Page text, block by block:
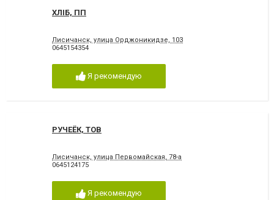
ХЛІБ, ПП
Лисичанск, улица Орджоникидзе, 103
0645154354
Я рекомендую
РУЧЕЁК, ТОВ
Лисичанск, улица Первомайская, 78-а
0645124175
Я рекомендую